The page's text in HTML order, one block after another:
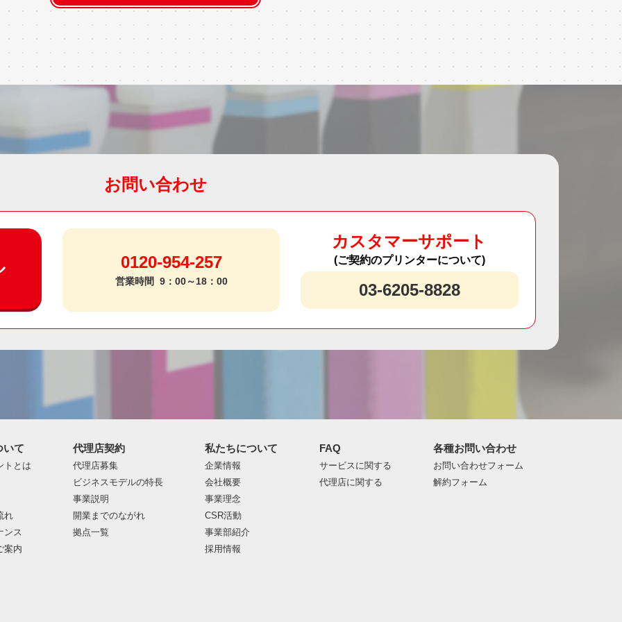
お問い合わせ
0120-954-257
営業時間 9：00～18：00
カスタマーサポート
(ご契約のプリンターについて)
03-6205-8828
いて
トとは
れ
ンス
案内
代理店契約
代理店募集
ビジネスモデルの特長
事業説明
開業までのながれ
拠点一覧
私たちについて
企業情報
会社概要
事業理念
CSR活動
事業部紹介
採用情報
FAQ
サービスに関する
代理店に関する
各種お問い合わせ
お問い合わせフォーム
解約フォーム